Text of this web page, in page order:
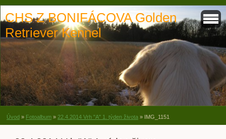
CHS Z BONIFÁCOVA Golden
Retriever Kennel
Úvod » Fotoalbum » 22.4.2014 Vrh "A" 1. týden života » IMG_1151